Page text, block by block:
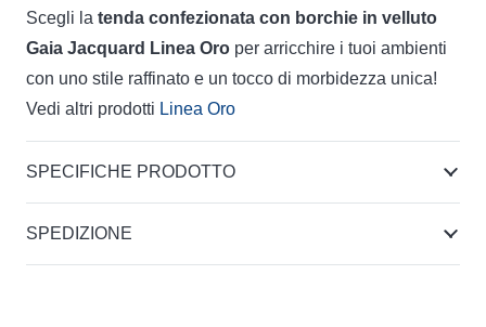
Scegli la tenda confezionata con borchie in velluto
Gaia Jacquard Linea Oro per arricchire i tuoi ambienti
con uno stile raffinato e un tocco di morbidezza unica!
Vedi altri prodotti Linea Oro
SPECIFICHE PRODOTTO
SPEDIZIONE